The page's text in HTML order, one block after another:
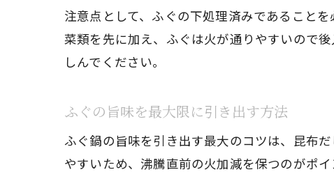
注意点として、ふぐの下処理済みであること
菜類を先に加え、ふぐは火が通りやすいので
しんでください。
ふぐの旨味を最大限に引き出す方法
ふぐ鍋の旨味を引き出す最大のコツは、昆布
やすいため、沸騰直前の火加減を保つのがポ